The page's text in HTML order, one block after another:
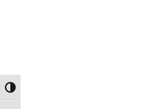
Toggle High Contrast